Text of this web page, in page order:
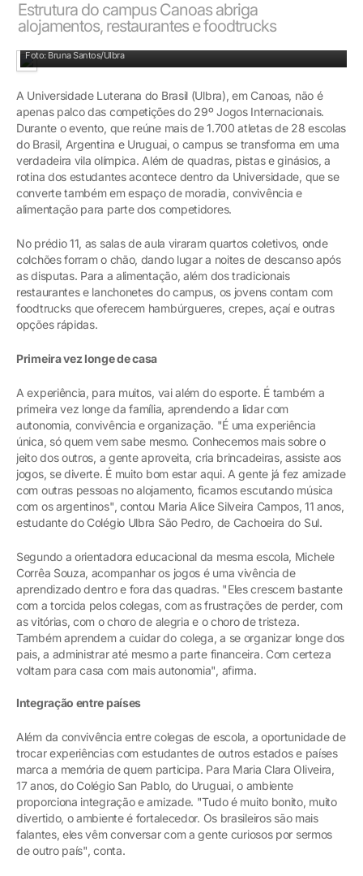
Estrutura do campus Canoas abriga
alojamentos, restaurantes e foodtrucks
Foto: Bruna Santos/Ulbra
A Universidade Luterana do Brasil (Ulbra), em Canoas, não é
apenas palco das competições do 29º Jogos Internacionais.
Durante o evento, que reúne mais de 1.700 atletas de 28 escolas
do Brasil, Argentina e Uruguai, o campus se transforma em uma
verdadeira vila olímpica. Além de quadras, pistas e ginásios, a
rotina dos estudantes acontece dentro da Universidade, que se
converte também em espaço de moradia, convivência e
alimentação para parte dos competidores.
No prédio 11, as salas de aula viraram quartos coletivos, onde
colchões forram o chão, dando lugar a noites de descanso após
as disputas. Para a alimentação, além dos tradicionais
restaurantes e lanchonetes do campus, os jovens contam com
foodtrucks que oferecem hambúrgueres, crepes, açaí e outras
opções rápidas.
Primeira vez longe de casa
A experiência, para muitos, vai além do esporte. É também a
primeira vez longe da família, aprendendo a lidar com
autonomia, convivência e organização. "É uma experiência
única, só quem vem sabe mesmo. Conhecemos mais sobre o
jeito dos outros, a gente aproveita, cria brincadeiras, assiste aos
jogos, se diverte. É muito bom estar aqui. A gente já fez amizade
com outras pessoas no alojamento, ficamos escutando música
com os argentinos", contou Maria Alice Silveira Campos, 11 anos,
estudante do Colégio Ulbra São Pedro, de Cachoeira do Sul.
Segundo a orientadora educacional da mesma escola, Michele
Corrêa Souza, acompanhar os jogos é uma vivência de
aprendizado dentro e fora das quadras. "Eles crescem bastante
com a torcida pelos colegas, com as frustrações de perder, com
as vitórias, com o choro de alegria e o choro de tristeza.
Também aprendem a cuidar do colega, a se organizar longe dos
pais, a administrar até mesmo a parte financeira. Com certeza
voltam para casa com mais autonomia", afirma.
Integração entre países
Além da convivência entre colegas de escola, a oportunidade de
trocar experiências com estudantes de outros estados e países
marca a memória de quem participa. Para Maria Clara Oliveira,
17 anos, do Colégio San Pablo, do Uruguai, o ambiente
proporciona integração e amizade. "Tudo é muito bonito, muito
divertido, o ambiente é fortalecedor. Os brasileiros são mais
falantes, eles vêm conversar com a gente curiosos por sermos
de outro país", conta.